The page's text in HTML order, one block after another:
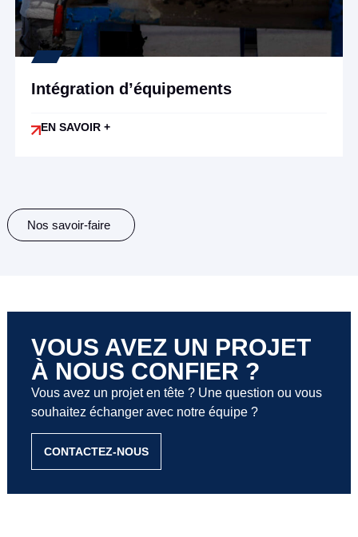
Intégration d’équipements
EN SAVOIR +
Nos savoir-faire
VOUS AVEZ UN PROJET
À NOUS CONFIER ?
Vous avez un projet en tête ? Une question ou vous
souhaitez échanger avec notre équipe ?
CONTACTEZ-NOUS